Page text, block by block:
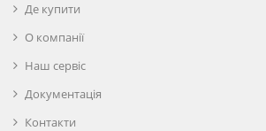
Де купити
О компанії
Наш сервіс
Документація
Контакти